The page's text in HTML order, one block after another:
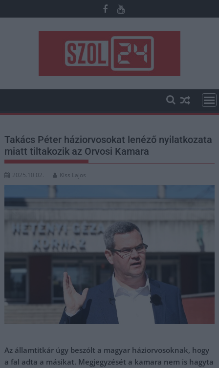
to
Takács Péter háziorvosokat lenéző nyilatkozata
miatt tiltakozik az Orvosi Kamara
2025.10.02. Kiss Lajos
Az államtitkár úgy beszólt a magyar háziorvosoknak, hogy
a fal adta a másikat. Megjegyzését a kamara nem is hagyta